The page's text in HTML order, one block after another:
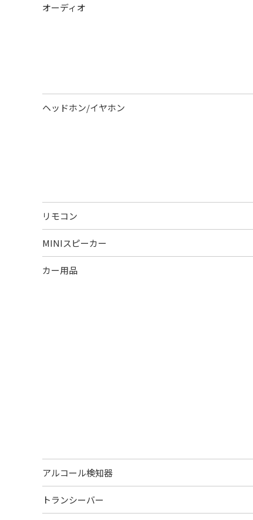
オーディオ
ヘッドホン/イヤホン
リモコン
MINIスピーカー
カー用品
アルコール検知器
トランシーバー